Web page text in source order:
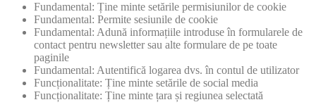
Fundamental: Ține minte setările permisiunilor de cookie
Fundamental: Permite sesiunile de cookie
Fundamental: Adună informațiile introduse în formularele de
contact pentru newsletter sau alte formulare de pe toate
paginile
Fundamental: Autentifică logarea dvs. în contul de utilizator
Funcționalitate: Ține minte setările de social media
Funcționalitate: Ține minte țara și regiunea selectată